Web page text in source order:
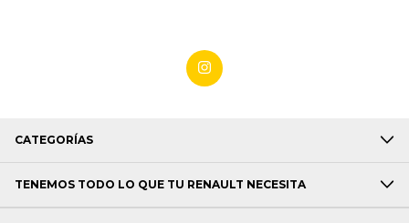
CATEGORÍAS
TENEMOS TODO LO QUE TU RENAULT NECESITA